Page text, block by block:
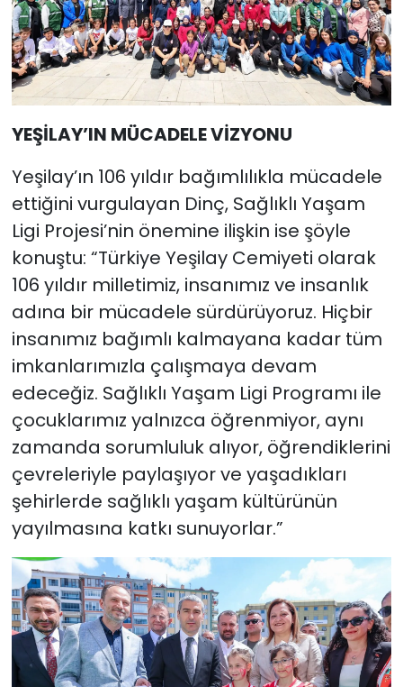
YEŞİLAY’IN MÜCADELE VİZYONU
Yeşilay’ın 106 yıldır bağımlılıkla mücadele
ettiğini vurgulayan Dinç, Sağlıklı Yaşam
Ligi Projesi’nin önemine ilişkin ise şöyle
konuştu: “Türkiye Yeşilay Cemiyeti olarak
106 yıldır milletimiz, insanımız ve insanlık
adına bir mücadele sürdürüyoruz. Hiçbir
insanımız bağımlı kalmayana kadar tüm
imkanlarımızla çalışmaya devam
edeceğiz. Sağlıklı Yaşam Ligi Programı ile
çocuklarımız yalnızca öğrenmiyor, aynı
zamanda sorumluluk alıyor, öğrendiklerini
çevreleriyle paylaşıyor ve yaşadıkları
şehirlerde sağlıklı yaşam kültürünün
yayılmasına katkı sunuyorlar.”